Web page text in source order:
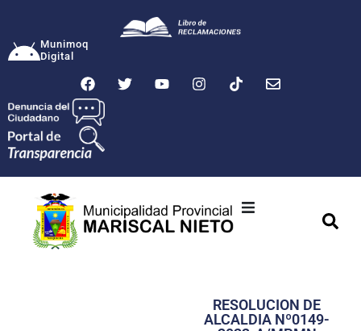
Munimoq
Digital
Transparencia
RESOLUCION DE
ALCALDIA Nº0149-